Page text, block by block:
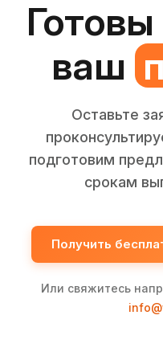
ваш
Оставьте
подготовим
срокам
Получить
Или свяжитесь